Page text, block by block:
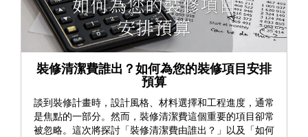
裝修清潔費誰出？如何為您的裝修項目安排
預算
談到裝修計畫時，設計風格、材料選擇和工程進度，通常
是焦點的一部分。然而，裝修清潔費這個重要的項目卻常
被忽略。這次將探討「裝修清潔費由誰出？」以及「如何